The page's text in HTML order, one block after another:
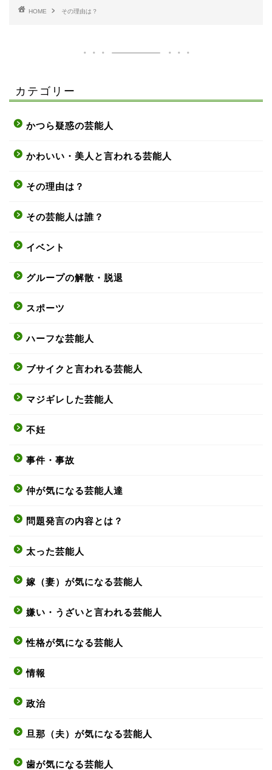
HOME その理由は？
カテゴリー
かつら疑惑の芸能人
かわいい・美人と言われる芸能人
その理由は？
その芸能人は誰？
イベント
グループの解散・脱退
スポーツ
ハーフな芸能人
ブサイクと言われる芸能人
マジギレした芸能人
不妊
事件・事故
仲が気になる芸能人達
問題発言の内容とは？
太った芸能人
嫁（妻）が気になる芸能人
嫌い・うざいと言われる芸能人
性格が気になる芸能人
情報
政治
旦那（夫）が気になる芸能人
歯が気になる芸能人